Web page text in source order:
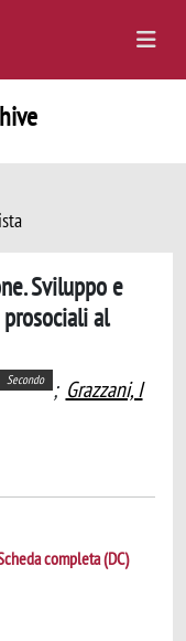
Sviluppo e
al
Secondo ; Grazzani, I
completa (DC)